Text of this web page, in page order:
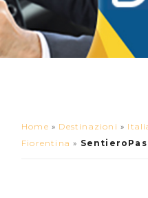
Home » Destinazioni »
Fiorentina »